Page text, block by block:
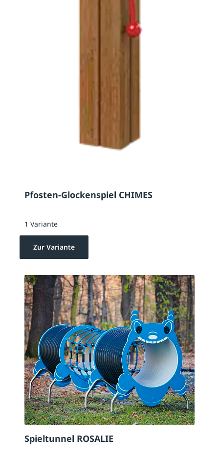
Pfosten-Glockenspiel CHIMES
1 Variante
Zur Variante
Spieltunnel ROSALIE